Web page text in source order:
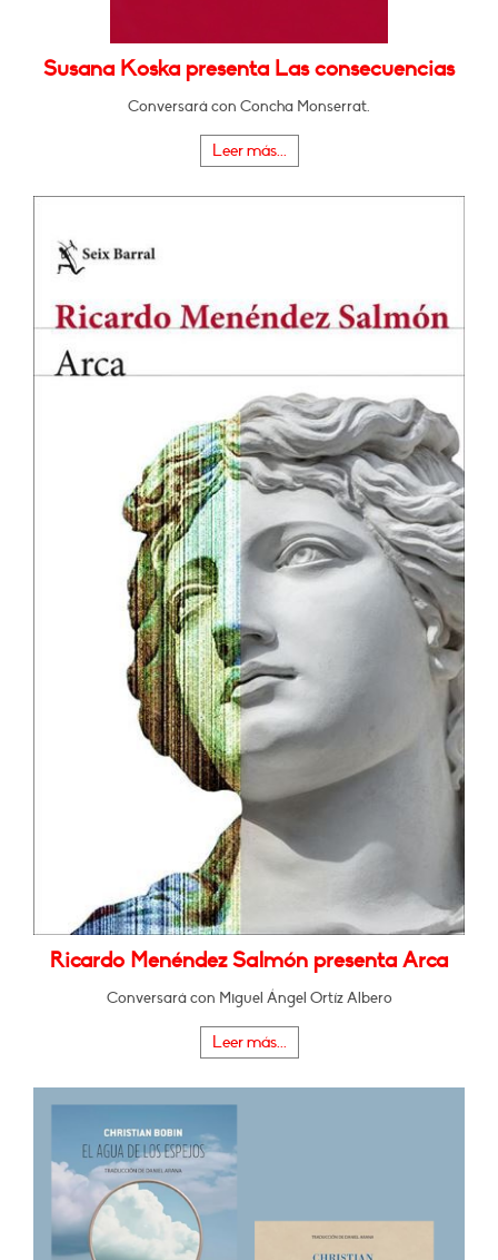
Susana Koska presenta Las consecuencias
Conversará con Concha Monserrat.
Leer más...
Ricardo Menéndez Salmón presenta Arca
Conversará con Miguel Ángel Ortíz Albero
Leer más...